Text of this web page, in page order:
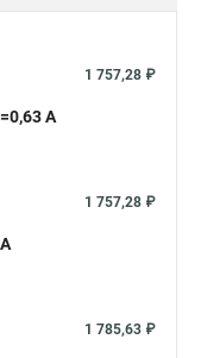
A
1 757,28 ₽
1 757,28 ₽
1 785,63 ₽